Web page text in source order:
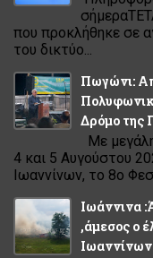
που προκλήθηκε σε
του δικτύο...
Πωγώνι:
Δρόμο της
Με
4 και 5 Αυγούστου
Ιωαννίνων, το 8ο
Ιωάννινα
,άμεσος ο